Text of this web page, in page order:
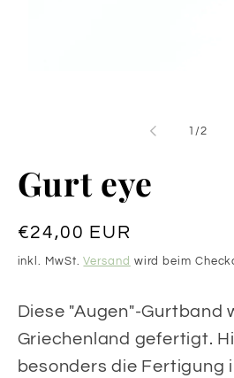
1 /von
2
Gurt eye
Normaler
Preis
€24,00 EUR
inkl. MwSt.Versand wird beim
Diese "Augen"-Gurtband
Griechenland gefertigt.
besonders die Fertigung